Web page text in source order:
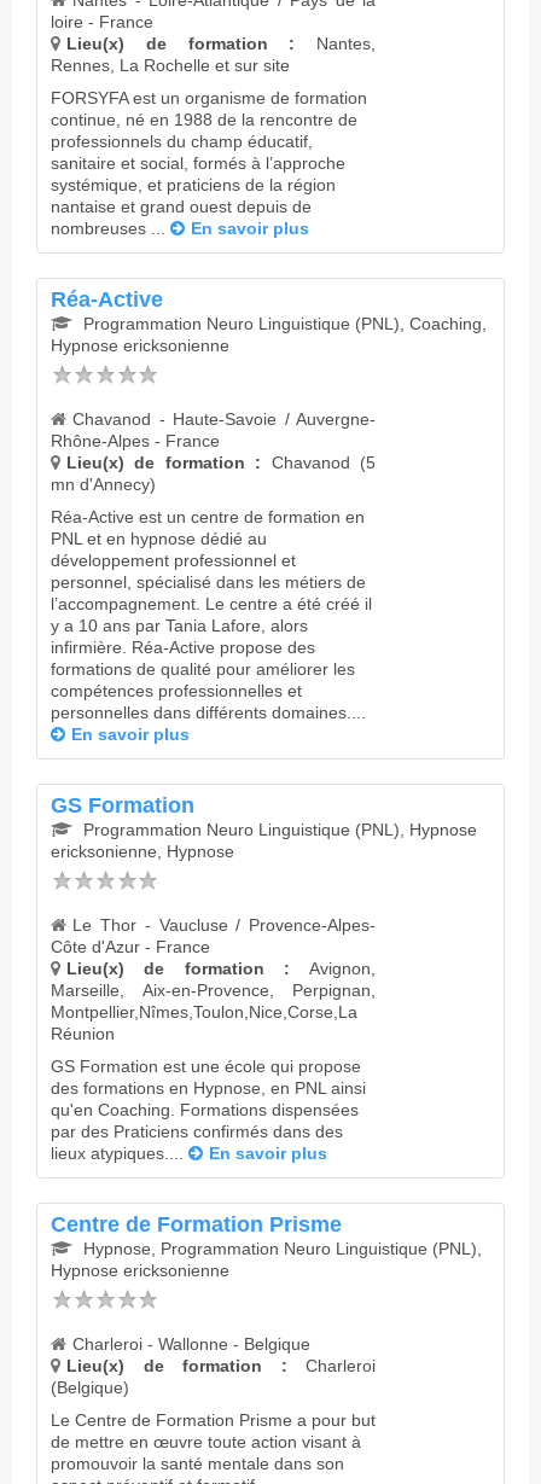
loire - France
Lieu(x) de formation : Nantes,
Rennes, La Rochelle et sur site
FORSYFA est un organisme de formation
continue, né en 1988 de la rencontre de
professionnels du champ éducatif,
sanitaire et social, formés à l’approche
systémique, et praticiens de la région
nantaise et grand ouest depuis de
nombreuses ...
En savoir plus
Réa-Active
Programmation Neuro Linguistique (PNL), Coaching,
Hypnose ericksonienne
Chavanod - Haute-Savoie / Auvergne-
Rhône-Alpes - France
Lieu(x) de formation : Chavanod (5
mn d'Annecy)
Réa-Active est un centre de formation en
PNL et en hypnose dédié au
développement professionnel et
personnel, spécialisé dans les métiers de
l’accompagnement. Le centre a été créé il
y a 10 ans par Tania Lafore, alors
infirmière. Réa-Active propose des
formations de qualité pour améliorer les
compétences professionnelles et
personnelles dans différents domaines....
En savoir plus
GS Formation
Programmation Neuro Linguistique (PNL), Hypnose
ericksonienne, Hypnose
Le Thor - Vaucluse / Provence-Alpes-
Côte d'Azur - France
Lieu(x) de formation :Avignon,
Marseille, Aix-en-Provence, Perpignan,
Montpellier,Nîmes,Toulon,Nice,Corse,La
Réunion
GS Formation est une école qui propose
des formations en Hypnose, en PNL ainsi
qu'en Coaching. Formations dispensées
par des Praticiens confirmés dans des
lieux atypiques....
En savoir plus
Centre de Formation Prisme
Hypnose, Programmation Neuro Linguistique (PNL),
Hypnose ericksonienne
Charleroi - Wallonne - Belgique
Lieu(x) de formation :Charleroi
(Belgique)
Le Centre de Formation Prisme a pour but
de mettre en œuvre toute action visant à
promouvoir la santé mentale dans son